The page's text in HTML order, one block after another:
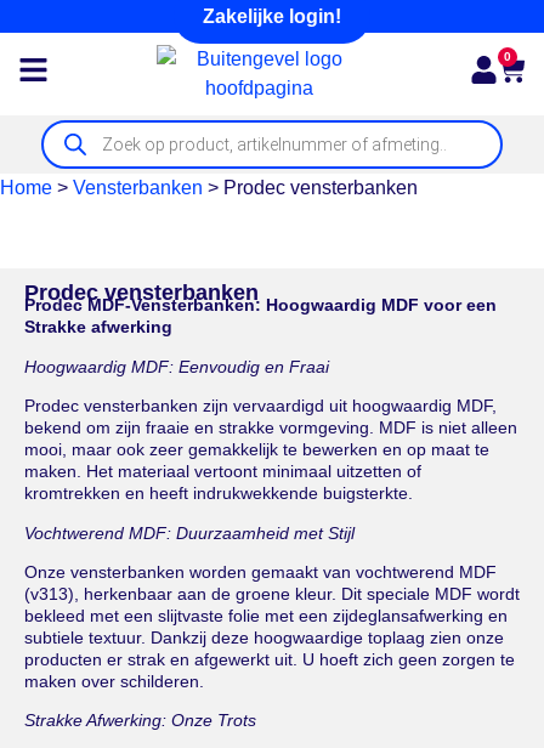
Zakelijke login!
0
Home > Vensterbanken > Prodec vensterbanken
Prodec vensterbanken
Prodec MDF-Vensterbanken: Hoogwaardig MDF voor een
Strakke afwerking
Hoogwaardig MDF: Eenvoudig en Fraai
Prodec vensterbanken zijn vervaardigd uit hoogwaardig MDF,
bekend om zijn fraaie en strakke vormgeving. MDF is niet alleen
mooi, maar ook zeer gemakkelijk te bewerken en op maat te
maken. Het materiaal vertoont minimaal uitzetten of
kromtrekken en heeft indrukwekkende buigsterkte.
Vochtwerend MDF: Duurzaamheid met Stijl
Onze vensterbanken worden gemaakt van vochtwerend MDF
(v313), herkenbaar aan de groene kleur. Dit speciale MDF wordt
bekleed met een slijtvaste folie met een zijdeglansafwerking en
subtiele textuur. Dankzij deze hoogwaardige toplaag zien onze
producten er strak en afgewerkt uit. U hoeft zich geen zorgen te
maken over schilderen.
Strakke Afwerking: Onze Trots